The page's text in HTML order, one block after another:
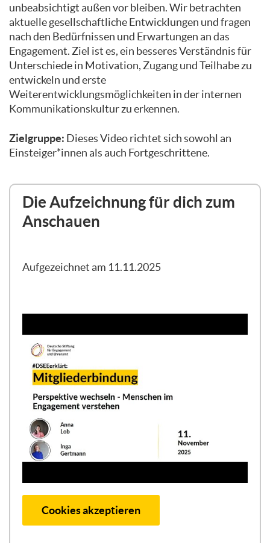
unbeabsichtigt außen vor bleiben. Wir betrachten
aktuelle gesellschaftliche Entwicklungen und fragen
nach den Bedürfnissen und Erwartungen an das
Engagement. Ziel ist es, ein besseres Verständnis für
Unterschiede in Motivation, Zugang und Teilhabe zu
entwickeln und erste
Weiterentwicklungsmöglichkeiten in der internen
Kommunikationskultur zu erkennen.
Zielgruppe: Dieses Video richtet sich sowohl an
Einsteiger*innen als auch Fortgeschrittene.
Die Aufzeichnung für dich zum
Anschauen
Aufgezeichnet am 11.11.2025
Cookies akzeptieren